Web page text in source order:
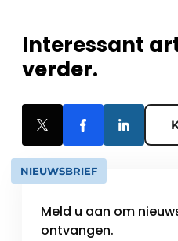
Interessant
verder.
NIEUWSBRIEF
Meld u aan om
ontvangen.